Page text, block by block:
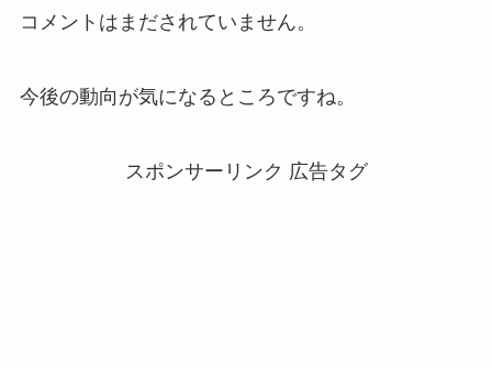
コメントはまだされていません。
今後の動向が気になるところですね。
スポンサーリンク 広告タグ